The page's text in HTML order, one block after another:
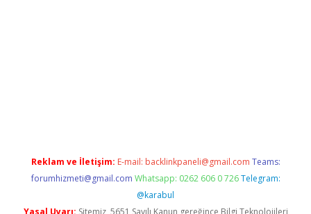
Reklam ve İletişim: E-mail: backlinkpaneli@gmail.com Teams:
forumhizmeti@gmail.com Whatsapp: 0262 606 0 726 Telegram:
@karabul
Yasal Uyarı: Sitemiz, 5651 Sayılı Kanun gereğince Bilgi Teknolojileri